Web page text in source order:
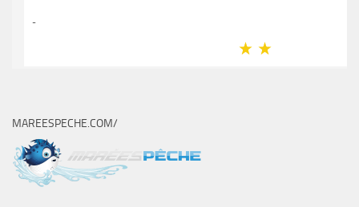
MAREESPECHE.COM/